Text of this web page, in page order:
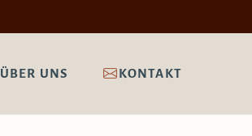
ÜBER UNS KONTAKT